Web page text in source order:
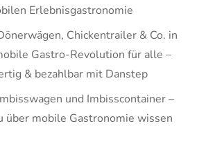
Erlebnisgastronomie
Chickentrailer & Co. in
Gastro-Revolution für alle –
& bezahlbar mit Danstep
und Imbisscontainer –
über mobile Gastronomie wissen